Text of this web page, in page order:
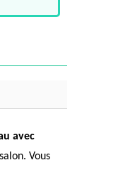
avec
Vous